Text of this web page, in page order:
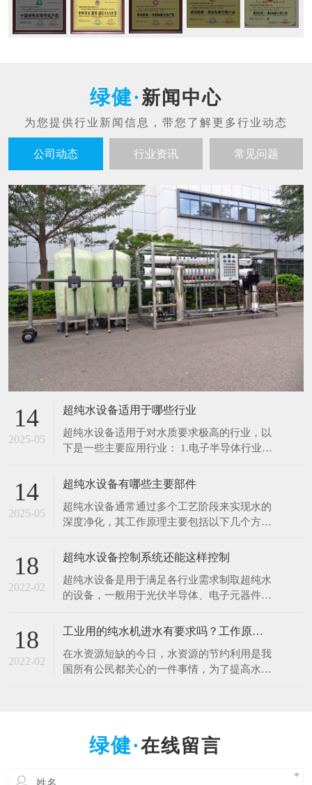
新闻中心
公司动态 行业资讯 常见问题
14
2025-05
超纯水设备适用于哪些行业
超纯水设备适用于对水质要求极高的行业，以
下是一些主要应用行业： 1.电子半导体行业：
于清洗硅片、光刻、蚀刻等工艺。例如，芯片
制造中，需要使用超纯水将硅片表面的杂质清
洗干净，以确保芯片的性能和良品率。哪怕是
极其微量的杂质，都可能导致芯片电路短路或
14
2025-05
超纯水设备有哪些主要部件
超纯水设备通常通过多个工艺阶段来实现水的
深度净化，其工作原理主要包括以下几个方
等设备，通过不同粒径的石英砂、无烟煤等介
质、悬浮物等，降低水的浊度，保护后续设备
免受颗粒物质的磨损和堵塞。 2.活性炭吸附：
18
2022-02
超纯水设备控制系统还能这样控制
超纯水设备是用于满足各行业需求制取超纯水
的设备，一般用于光伏半导体、电子元器件、
制系统是十分的重要，控制着整一套超纯水设
纯水设备控制系统采用全自动PLC人机界面控
制对水处理系统进行自动监测控制，可进行自
18
2022-02
工业用的纯水机进水有要求吗？工作原理什么？
在水资源短缺的今日，水资源的节约利用是我
国所有公民都关心的一件事情，为了提高水资
备根据进水的原水质以及出水的水质要求不一
在线留言